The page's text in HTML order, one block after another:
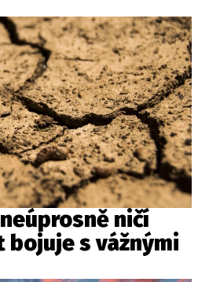
ničí
bojuje s vážnými